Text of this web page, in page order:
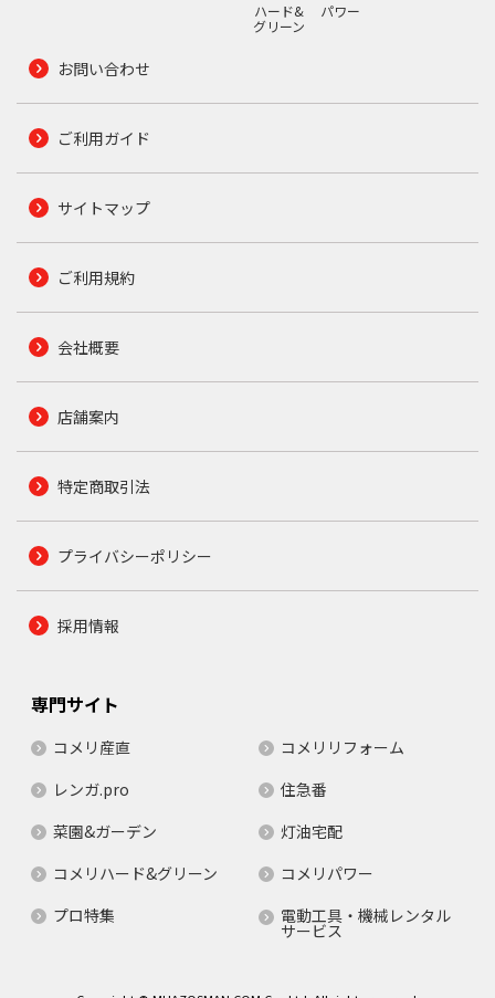
ハード&
グリーン
パワー
お問い合わせ
ご利用ガイド
サイトマップ
ご利用規約
会社概要
店舗案内
特定商取引法
プライバシーポリシー
採用情報
専門サイト
コメリ産直
コメリリフォーム
レンガ.pro
住急番
菜園&ガーデン
灯油宅配
コメリハード&グリーン
コメリパワー
プロ特集
電動工具・機械レンタル
サービス